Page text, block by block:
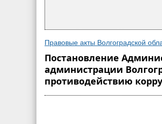
Правовые акты Волгоградской
Постановление
администрации
противодействию